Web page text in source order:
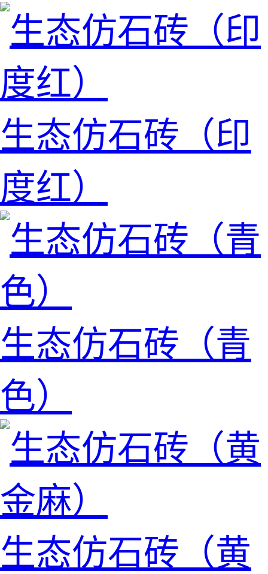
生态仿石砖（印
度红）
生态仿石砖（青
色）
生态仿石砖（黄